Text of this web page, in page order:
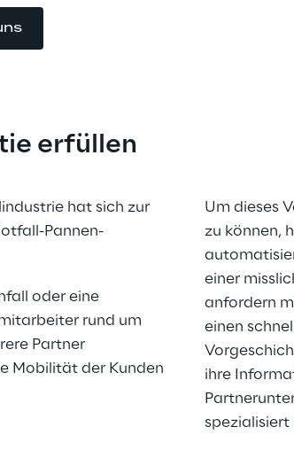
erfüllen
hat sich zur
Pannen-
oder eine
rund um
Partner
Mobilität der Kunden
Um dieses
zu können,
einer
anfordern
einen
ihre
spezialisiert